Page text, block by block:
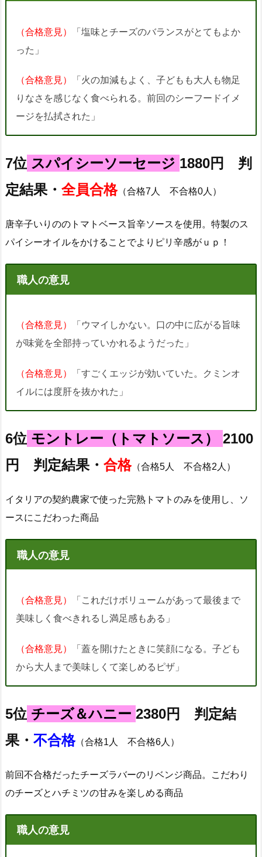
（合格意見）
「塩味とチーズのバランスがとてもよか
った」
（合格意見）
「火の加減もよく、子どもも大人も物足
りなさを感じなく食べられる。前回のシーフードイメ
ージを払拭された」
7位 スパイシーソーセージ 1880円 判
定結果・ 全員合格（合格7人 不合格0人）
唐辛子いりののトマトベース旨辛ソースを使用。特製のス
パイシーオイルをかけることでよりピリ辛感がｕｐ！
職人の意見
（合格意見）
「ウマイしかない。口の中に広がる旨味
が味覚を全部持っていかれるようだった」
（合格意見）
「すごくエッジが効いていた。クミンオ
イルには度肝を抜かれた」
6位 モントレー（トマトソース） 2100
円 判定結果・ 合格（合格5人 不合格2人）
イタリアの契約農家で使った完熟トマトのみを使用し、ソ
ースにこだわった商品
職人の意見
（合格意見）
「これだけボリュームがあって最後まで
美味しく食べきれるし満足感もある」
（合格意見）
「蓋を開けたときに笑顔になる。子ども
から大人まで美味しくて楽しめるピザ」
5位 チーズ＆ハニー 2380円 判定結
果・ 不合格（合格1人 不合格6人）
前回不合格だったチーズラバーのリベンジ商品。こだわり
のチーズとハチミツの甘みを楽しめる商品
職人の意見